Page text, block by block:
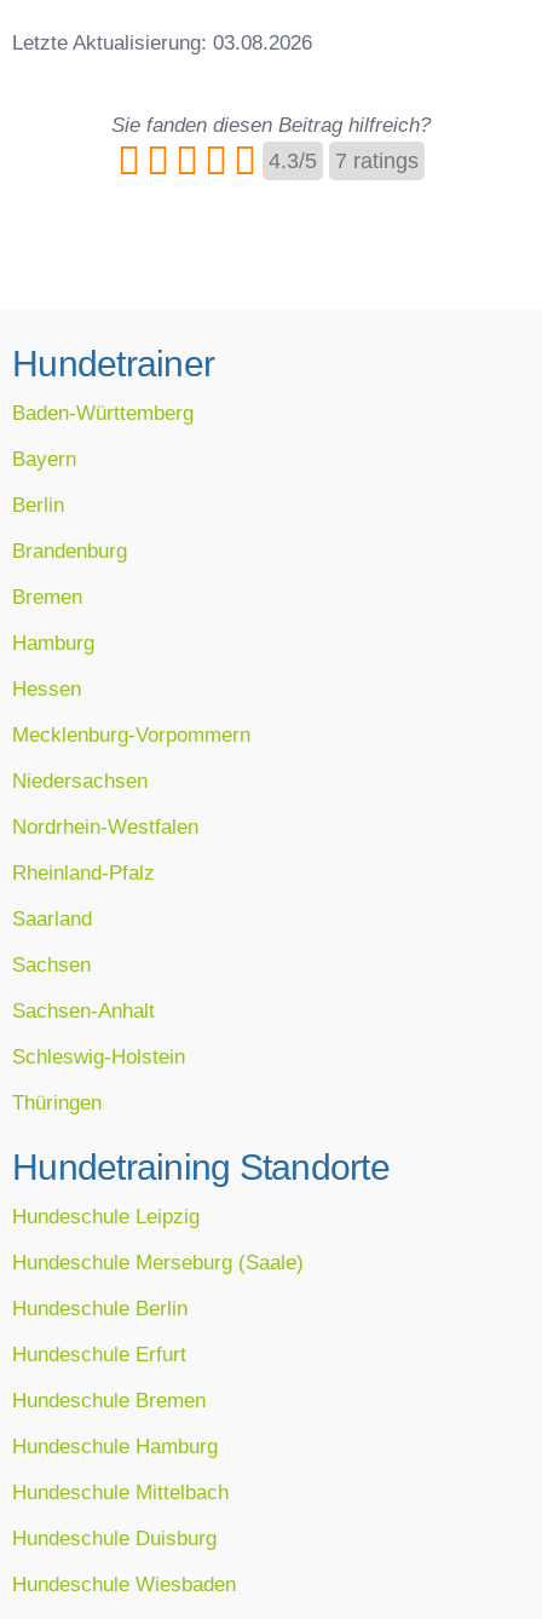
Letzte Aktualisierung: 03.08.2026
Sie fanden diesen Beitrag hilfreich?
4.3/5 7 ratings
Hundetrainer
Baden-Württemberg
Bayern
Berlin
Brandenburg
Bremen
Hamburg
Hessen
Mecklenburg-Vorpommern
Niedersachsen
Nordrhein-Westfalen
Rheinland-Pfalz
Saarland
Sachsen
Sachsen-Anhalt
Schleswig-Holstein
Thüringen
Hundetraining Standorte
Hundeschule Leipzig
Hundeschule Merseburg (Saale)
Hundeschule Berlin
Hundeschule Erfurt
Hundeschule Bremen
Hundeschule Hamburg
Hundeschule Mittelbach
Hundeschule Duisburg
Hundeschule Wiesbaden